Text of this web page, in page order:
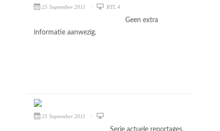
25 September 2011 RTL 4
Geen extra
informatie aanwezig.
25 September 2011
Serie actuele reportages,